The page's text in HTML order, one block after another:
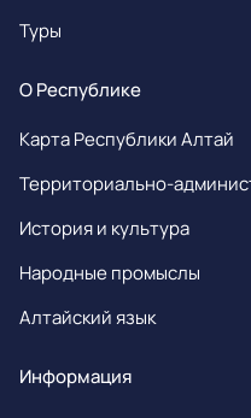
Туры
О Республике
Карта Республики Алтай
Территориально-
История и культура
Народные промыслы
Алтайский язык
Информация